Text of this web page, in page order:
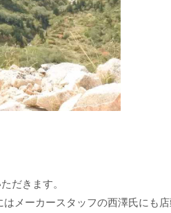
だきます。
メーカースタッフの西澤氏にも